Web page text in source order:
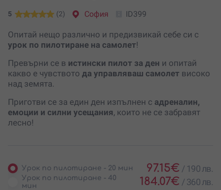
5 (2) София ID399
Опитай нещо различно и предизвикай себе си с
урок по пилотиране на самолет!
Превърни се в истински пилот за ден и опитай
какво е чувството да управляваш самолет високо
над земята.
Приготви се за един ден изпълнен с адреналин,
емоции и силни усещания, които не се забравят
лесно!
Урок по пилотиране - 20 мин 97.15€ / 190 лв.
Урок по пилотиране - 40
мин
184.07€ / 360 лв.